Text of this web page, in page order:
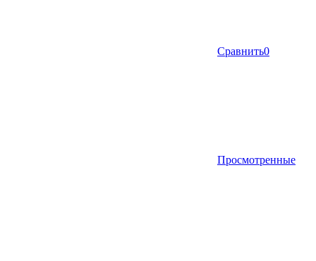
Сравнить0
Просмотренные